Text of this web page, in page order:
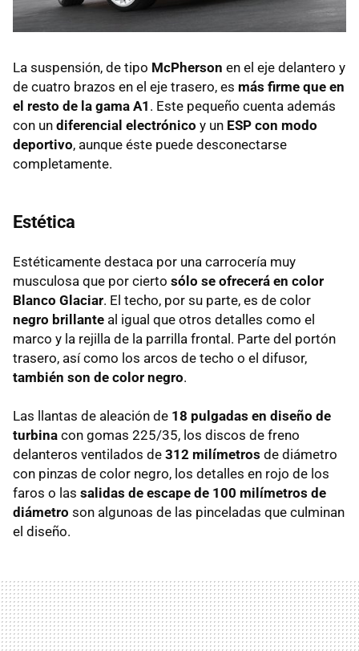
La suspensión, de tipo McPherson en el eje delantero y
de cuatro brazos en el eje trasero, es más firme que en
el resto de la gama A1 . Este pequeño cuenta además
con un diferencial electrónico y un ESP con modo
deportivo, aunque éste puede desconectarse
completamente.
Estética
Estéticamente destaca por una carrocería muy
musculosa que por cierto sólo se ofrecerá en color
Blanco Glaciar. El techo, por su parte, es de color
negro brillante al igual que otros detalles como el
marco y la rejilla de la parrilla frontal. Parte del portón
trasero, así como los arcos de techo o el difusor,
también son de color negro.
Las llantas de aleación de 18 pulgadas en diseño de
turbina con gomas 225/35, los discos de freno
delanteros ventilados de 312 milímetros de diámetro
con pinzas de color negro, los detalles en rojo de los
faros o las salidas de escape de 100 milímetros de
diámetro son algunoas de las pinceladas que culminan
el diseño.